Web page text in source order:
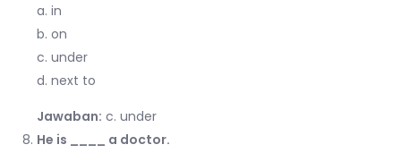
a. in
b. on
c. under
d. next to
Jawaban: c. under
He is ____ a doctor.